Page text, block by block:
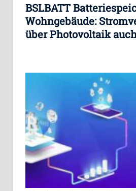
BSLBATT
Wohngebäude:
über Photovoltaik